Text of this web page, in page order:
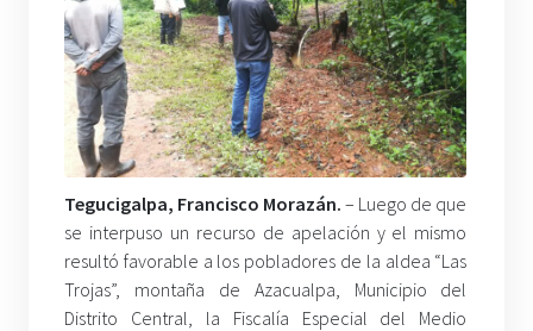
Tegucigalpa, Francisco Morazán.– Luego de que
se interpuso un recurso de apelación y el mismo
resultó favorable a los pobladores de la aldea “Las
Trojas”, montaña de Azacualpa, Municipio del
Distrito Central, la Fiscalía Especial del Medio